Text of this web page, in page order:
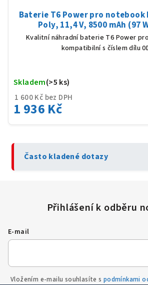
Baterie T6 Power pro notebook
Poly, 11,4 V, 8500 mAh (97
Kvalitní náhradní baterie T6 Power
kompatibilní s číslem dílu
1 600 Kč bez DPH
1 936 Kč
Skladem(>5 ks)
Často kladené dotazy
E-mail
Vložením e-mailu souhlasíte s podmínkami